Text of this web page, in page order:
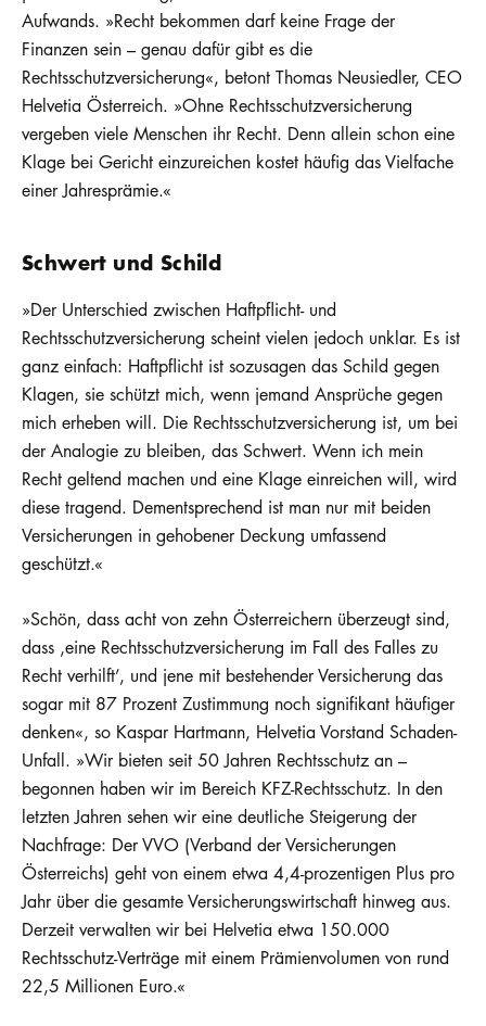
Aufwands. »Recht bekommen darf keine Frage der
Finanzen sein – genau dafür gibt es die
Rechtsschutzversicherung«, betont Thomas Neusiedler, CEO
Helvetia Österreich. »Ohne Rechtsschutzversicherung
vergeben viele Menschen ihr Recht. Denn allein schon eine
Klage bei Gericht einzureichen kostet häufig das Vielfache
einer Jahresprämie.«
Schwert und Schild
»Der Unterschied zwischen Haftpflicht- und
Rechtsschutzversicherung scheint vielen jedoch unklar. Es ist
ganz einfach: Haftpflicht ist sozusagen das Schild gegen
Klagen, sie schützt mich, wenn jemand Ansprüche gegen
mich erheben will. Die Rechtsschutzversicherung ist, um bei
der Analogie zu bleiben, das Schwert. Wenn ich mein
Recht geltend machen und eine Klage einreichen will, wird
diese tragend. Dementsprechend ist man nur mit beiden
Versicherungen in gehobener Deckung umfassend
geschützt.«
»Schön, dass acht von zehn Österreichern überzeugt sind,
dass ‚eine Rechtsschutzversicherung im Fall des Falles zu
Recht verhilft’, und jene mit bestehender Versicherung das
sogar mit 87 Prozent Zustimmung noch signifikant häufiger
denken«, so Kaspar Hartmann, Helvetia Vorstand Schaden-
Unfall. »Wir bieten seit 50 Jahren Rechtsschutz an –
begonnen haben wir im Bereich KFZ-Rechtsschutz. In den
letzten Jahren sehen wir eine deutliche Steigerung der
Nachfrage: Der VVO (Verband der Versicherungen
Österreichs) geht von einem etwa 4,4-prozentigen Plus pro
Jahr über die gesamte Versicherungswirtschaft hinweg aus.
Derzeit verwalten wir bei Helvetia etwa 150.000
Rechtsschutz-Verträge mit einem Prämienvolumen von rund
22,5 Millionen Euro.«